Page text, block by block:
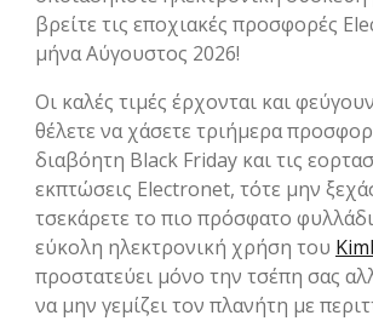
βρείτε τις εποχιακές προσφορές
μήνα Αύγουστος 2026!
Οι καλές τιμές έρχονται και
θέλετε να χάσετε τριήμερα
διαβόητη Black Friday και τις
εκπτώσεις Electronet, τότε μην
τσεκάρετε το πιο πρόσφατο
εύκολη ηλεκτρονική χρήση του
προστατεύει μόνο την τσέπη σας
να μην γεμίζει τον πλανήτη με